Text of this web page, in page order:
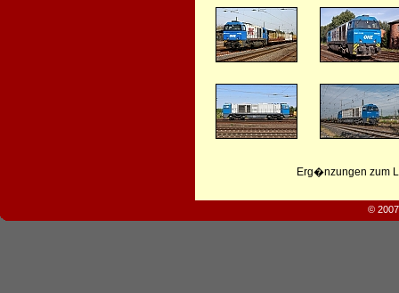
Erg�nzungen zum
©